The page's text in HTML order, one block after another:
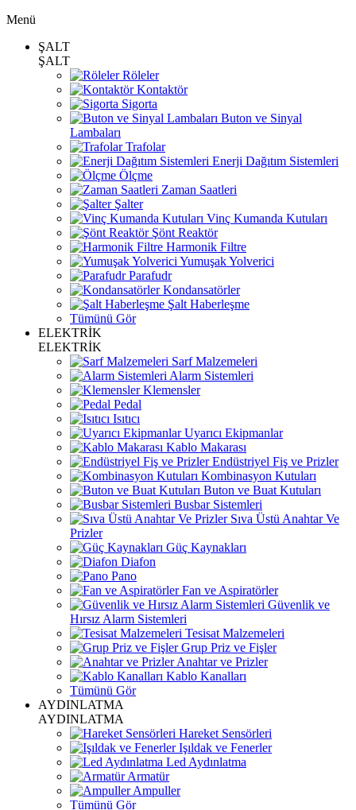
Menü
ŞALT
ŞALT
Röleler
Kontaktör
Sigorta
Buton ve Sinyal
Lambaları
Trafolar
Enerji Dağıtım Sistemleri
Ölçme
Zaman Saatleri
Şalter
Vinç Kumanda Kutuları
Şönt Reaktör
Harmonik Filtre
Yumuşak Yolverici
Parafudr
Kondansatörler
Şalt Haberleşme
Tümünü Gör
ELEKTRİK
ELEKTRİK
Sarf Malzemeleri
Alarm Sistemleri
Klemensler
Pedal
Isıtıcı
Uyarıcı Ekipmanlar
Kablo Makarası
Endüstriyel Fiş ve Prizler
Kombinasyon Kutuları
Buton ve Buat Kutuları
Busbar Sistemleri
Sıva Üstü Anahtar Ve
Prizler
Güç Kaynakları
Diafon
Pano
Fan ve Aspiratörler
Güvenlik ve
Hırsız Alarm Sistemleri
Tesisat Malzemeleri
Grup Priz ve Fişler
Anahtar ve Prizler
Kablo Kanalları
Tümünü Gör
AYDINLATMA
AYDINLATMA
Hareket Sensörleri
Işıldak ve Fenerler
Led Aydınlatma
Armatür
Ampuller
Tümünü Gör